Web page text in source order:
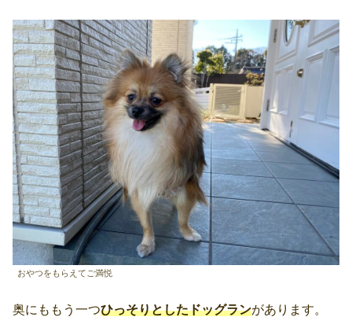
おやつをもらえてご満悦
奥にももう一つひっそりとしたドッグランがあります。